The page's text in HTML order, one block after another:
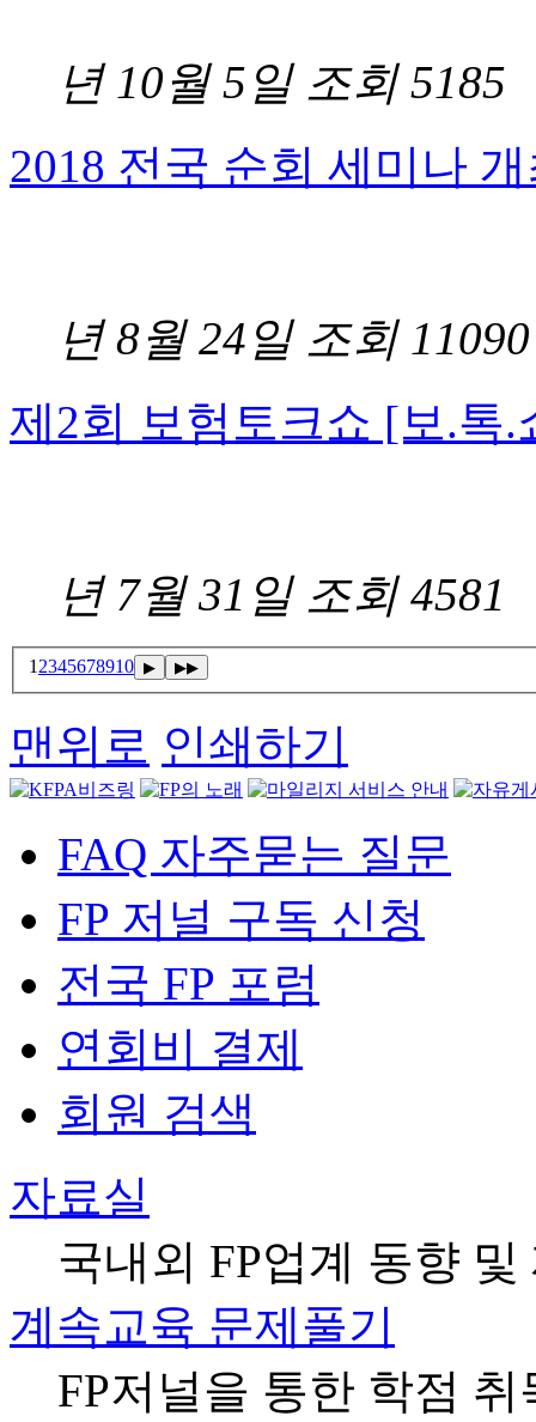
년 10월 5일 조회 5185
2018 전국 순회 세미나
년 8월 24일 조회 11090
제2회 보험토크쇼 [보.톡.
년 7월 31일 조회 4581
1 2345678910
맨위로 인쇄하기
FAQ 자주묻는 질문
FP 저널 구독 신청
전국 FP 포럼
연회비 결제
회원 검색
자료실
국내외 FP업계 동향
계속교육 문제풀기
FP저널을 통한 학점 취